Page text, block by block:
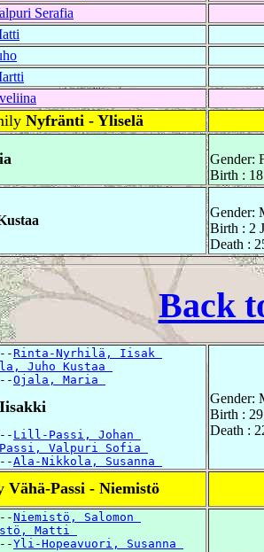
Serafia
Nyfränti - Yliselä
Gender:
Birth :
Gender:
Birth : 2
Death :
Back
Rinta-Nyrhilä, Iisak
Juho Kustaa
Ojala, Maria
Lill-Passi, Johan
Passi, Valpuri Sofia
Ala-Nikkola, Susanna
Gender:
Birth :
Death :
Vähä-Passi - Niemistö
Niemistö, Salomon
Matti
Yli-Hopeavuori, Susanna